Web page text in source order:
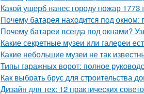
Какой ущерб нанес городу пожар 1773
Почему батарея находится под
Почему батареи всегда под окнами?
Какие секретные музеи или галереи
Какие небольшие музеи не так
Типы гаражных ворот: полное
Как выбрать брус для строительства
Дизайн для тех: 12 практических